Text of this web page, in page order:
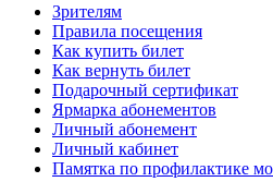
Зрителям
Правила посещения
Как купить билет
Как вернуть билет
Подарочный сертификат
Ярмарка абонементов
Личный абонемент
Личный кабинет
Памятка по профилактике